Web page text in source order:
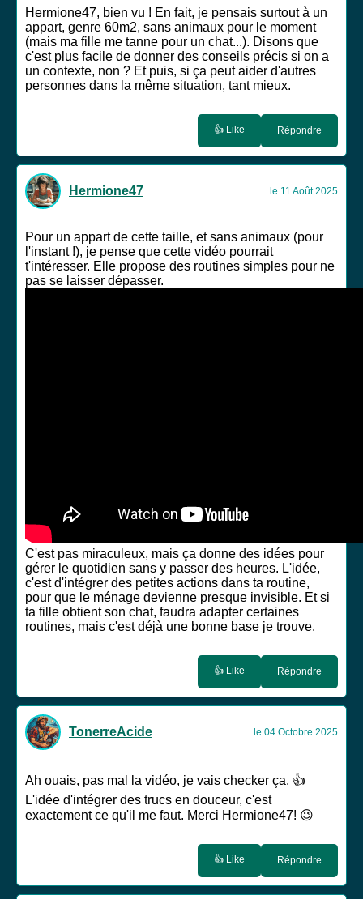
Hermione47, bien vu ! En fait, je pensais surtout à un
appart, genre 60m2, sans animaux pour le moment
(mais ma fille me tanne pour un chat...). Disons que
c'est plus facile de donner des conseils précis si on a
un contexte, non ? Et puis, si ça peut aider d'autres
personnes dans la même situation, tant mieux.
👍 Like Répondre
Hermione47 le 11 Août 2025
Pour un appart de cette taille, et sans animaux (pour
l'instant !), je pense que cette vidéo pourrait
t'intéresser. Elle propose des routines simples pour ne
pas se laisser dépasser.
C'est pas miraculeux, mais ça donne des idées pour
gérer le quotidien sans y passer des heures. L'idée,
c'est d'intégrer des petites actions dans ta routine,
pour que le ménage devienne presque invisible. Et si
ta fille obtient son chat, faudra adapter certaines
routines, mais c'est déjà une bonne base je trouve.
👍 Like Répondre
TonerreAcide le 04 Octobre 2025
Ah ouais, pas mal la vidéo, je vais checker ça. 👍
L'idée d'intégrer des trucs en douceur, c'est
exactement ce qu'il me faut. Merci Hermione47! 😉
👍 Like Répondre